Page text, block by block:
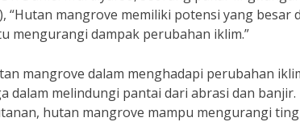
“Hutan mangrove memiliki potensi yang
mengurangi dampak perubahan iklim.”
mangrove dalam menghadapi perubahan
dalam melindungi pantai dari abrasi dan
hutan mangrove mampu mengurangi